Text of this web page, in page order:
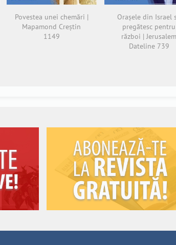
Povestea unei chemări |
Mapamond Creștin
1149
Orașele din Israel
pregătesc pentru
război | Jerusalem
Dateline 739